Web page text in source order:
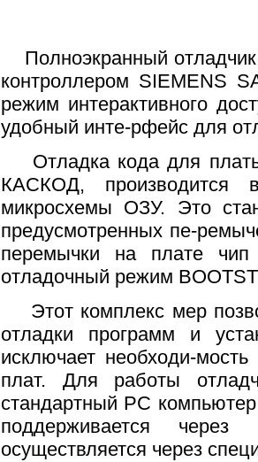
Полноэкранный отладчик
контроллером SIEMENS
режим интерактивного
удобный инте-рфейс для
Отладка кода для
КАСКОД, производится
микросхемы ОЗУ. Это
предусмотренных пе-
перемычки на плате чип
отладочный режим
Этот комплекс мер
отладки программ и
исключает необходи-
плат. Для работы
стандартный PC
поддерживается
осуществляется через